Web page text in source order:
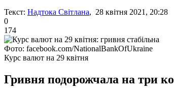
Текст: Надтока Світлана, 28 квітня 2021, 20:28
0
174
Фото: facebook.com/NationalBankOfUkraine
Курс валют на 29 квітня
Гривня подорожчала на три